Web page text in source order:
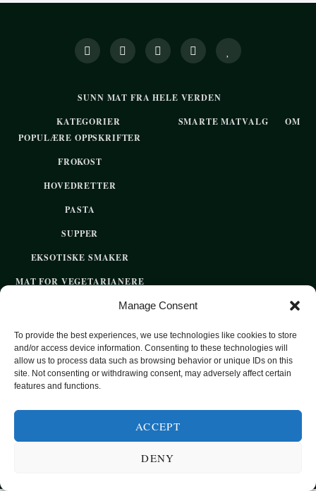
Manage Consent
To provide the best experiences, we use technologies like cookies to store
and/or access device information. Consenting to these technologies will
allow us to process data such as browsing behavior or unique IDs on this
site. Not consenting or withdrawing consent, may adversely affect certain
features and functions.
ACCEPT
DENY
SUNN MAT FRA HELE VERDEN
KATEGORIER
POPULÆRE OPPSKRIFTER
FROKOST
HOVEDRETTER
PASTA
SUPPER
EKSOTISKE SMAKER
MAT FOR VEGETARIANERE
SUNN HVERDAGSMAT
BAKST
SØTT UTEN SUKKER
SMARTE MATVALG OM
TOP